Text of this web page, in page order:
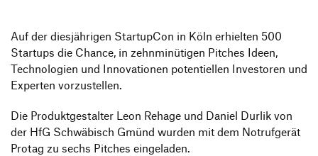
Personen und Gremien
Stellenangebote
Ausstellung
Preise und Auszeichnungen
Auslandssemester
Verfasste Studierendenschaft
Wohnen
International Students
Alumni
Mitarbeiter*innen
Presse und Medien
Unternehmen
Bewerben
Bewerbung Bachelor
Bewerbung Master
Schnupperstudium
Informationsveranstaltungen
Intranet
Auf der dies­jäh­rigen Star­tupCon in Köln erhielten 500
Startups die Chance, in zehn­mi­nü­tigen Pitches Ideen,
Tech­no­lo­gien und Inno­va­tionen poten­ti­ellen Inves­toren und
Experten vorzustellen.
Die Produkt­ge­stalter Leon Rehage und Daniel Durlik von
der HfG Schwä­bisch Gmünd wurden mit dem Notruf­gerät
Protag zu sechs Pitches eingeladen.